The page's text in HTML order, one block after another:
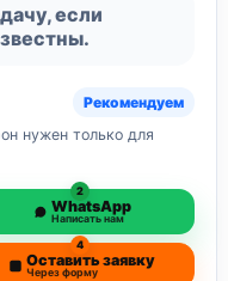
если
Рекомендуем
нужен только для
2
WhatsApp
Написать нам
4
Оставить заявку
Через форму